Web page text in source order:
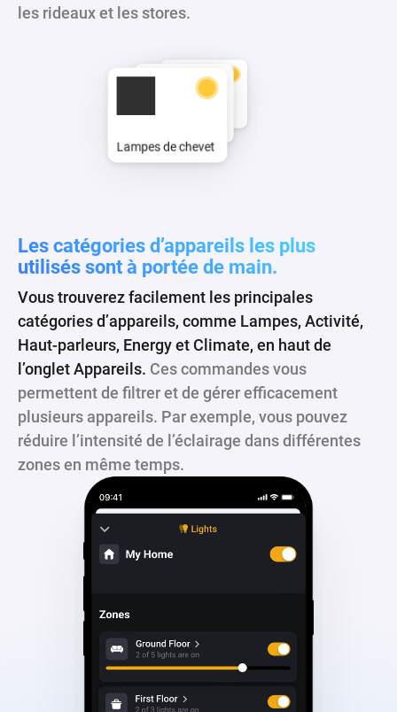
les rideaux et les stores.
Lampes de chevet
Les catégories d’appareils les plus
utilisés sont à portée de main.
Vous trouverez facilement les principales
catégories d’appareils, comme Lampes, Activité,
Haut-parleurs, Energy et Climate, en haut de
l’onglet Appareils. Ces commandes vous
permettent de filtrer et de gérer efficacement
plusieurs appareils. Par exemple, vous pouvez
réduire l’intensité de l’éclairage dans différentes
zones en même temps.